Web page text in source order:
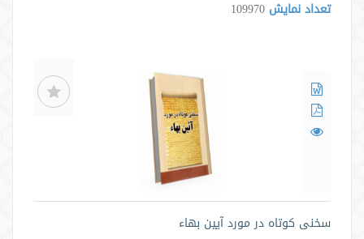
تعداد نمایش 109970
سخنی کوتاه در مورد آیین بهاء